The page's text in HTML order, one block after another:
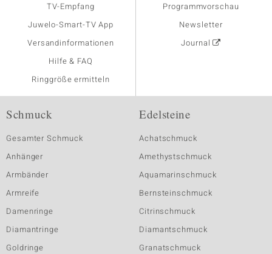
TV-Empfang
Juwelo-Smart-TV App
Versandinformationen
Hilfe & FAQ
Ringgröße ermitteln
Programmvorschau
Newsletter
Journal
Schmuck
Gesamter Schmuck
Anhänger
Armbänder
Armreife
Damenringe
Diamantringe
Goldringe
Edelsteine
Achatschmuck
Amethystschmuck
Aquamarinschmuck
Bernsteinschmuck
Citrinschmuck
Diamantschmuck
Granatschmuck